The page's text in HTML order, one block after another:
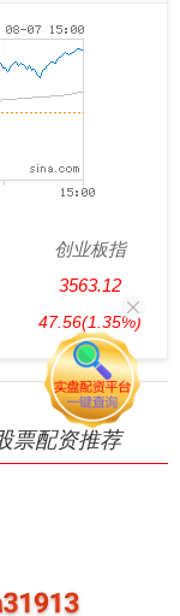
创业板指
3563.12
47.56(1.35%)
票配资推荐